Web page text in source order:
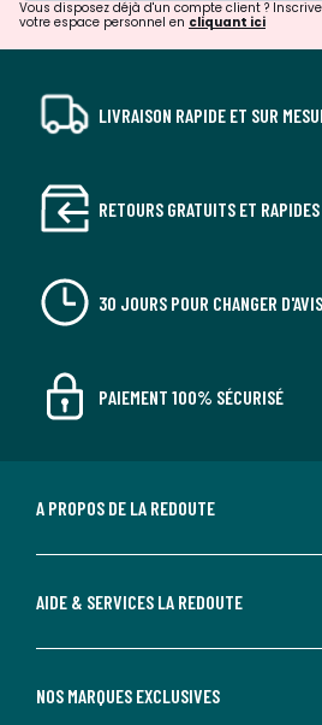
Vous disposez déjà d'un compte client ?
votre espace personnel en cliquant ici
LIVRAISON RAPIDE ET SUR
RETOURS GRATUITS ET RAPIDES
30 JOURS POUR CHANGER D'AVIS
PAIEMENT 100% SÉCURISÉ
A PROPOS DE LA REDOUTE
AIDE & SERVICES LA REDOUTE
NOS MARQUES EXCLUSIVES